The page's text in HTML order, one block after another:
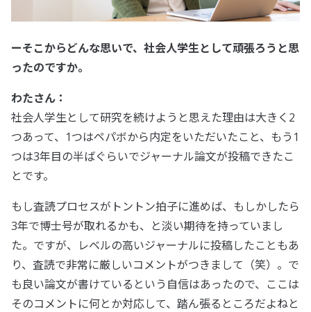
ーそこからどんな思いで、社会人学生として頑張ろうと思
ったのですか。
わたさん：
社会人学生として研究を続けようと思えた理由は大きく2
つあって、1つはペパボから内定をいただいたこと、もう1
つは3年目の半ばぐらいでジャーナル論文が投稿できたこ
とです。
もし査読プロセスがトントン拍子に進めば、もしかしたら
3年で博士号が取れるかも、と淡い期待を持っていまし
た。ですが、レベルの高いジャーナルに投稿したこともあ
り、査読で非常に厳しいコメントがつきまして（笑）。で
も良い論文が書けているという自信はあったので、ここは
そのコメントに何とか対応して、踏ん張るところだよねと